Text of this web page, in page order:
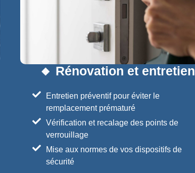
🔸 Rénovation et entretien
Entretien préventif pour éviter le
remplacement prématuré
Vérification et recalage des points de
verrouillage
Mise aux normes de vos dispositifs de
sécurité